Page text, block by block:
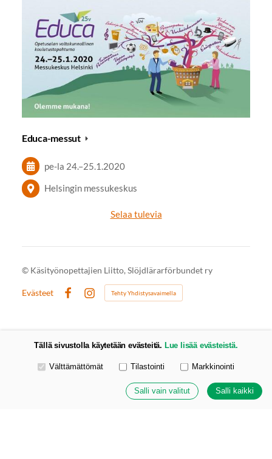
Educa-messut
pe-la 24.–25.1.2020
Helsingin messukeskus
Selaa tulevia
© Käsityönopettajien Liitto, Slöjdlärarförbundet ry
Evästeet
Instagram
Tehty Yhdistysavaimella
Tällä sivustolla käytetään evästeitä. Lue lisää evästeistä.
Valitse käytettävät evästeet
Välttämättömät Tilastointi Markkinointi
Salli vain valitut Salli kaikki